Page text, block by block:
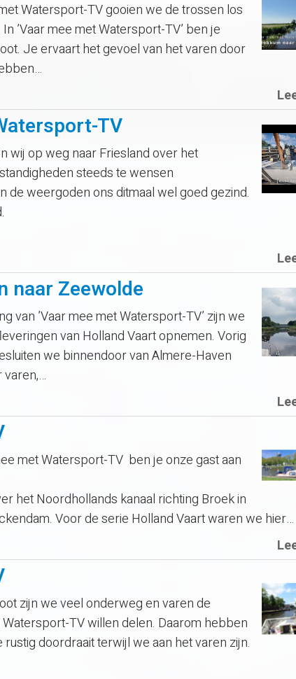
Watersport-TV gooien we de trossen los
’Vaar mee met Watersport-TV’ ben je
Je ervaart het gevoel van het varen door
TV
wij op weg naar Friesland over het
steeds te wensen
weergoden ons ditmaal wel goed gezind.
naar Zeewolde
van ’Vaar mee met Watersport-TV’ zijn we
van Holland Vaart opnemen. Vorig
we binnendoor van Almere-Haven
varen,…
met Watersport-TV ben je onze gast aan
het Noordhollands kanaal richting Broek in
Voor de serie Holland Vaart waren we hier…
zijn we veel onderweg en varen de
TV willen delen. Daarom hebben
doordraait terwijl we aan het varen zijn.